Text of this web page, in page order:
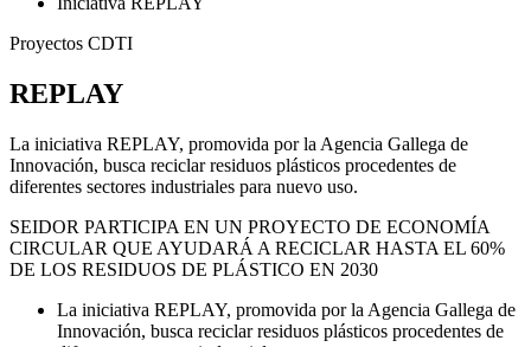
Proyectos CDTI
REPLAY
La iniciativa REPLAY, promovida por la Agencia Gallega de
Innovación, busca reciclar residuos plásticos procedentes de
diferentes sectores industriales para nuevo uso.
SEIDOR PARTICIPA EN UN PROYECTO DE ECONOMÍA
CIRCULAR QUE AYUDARÁ A RECICLAR HASTA EL 60%
DE LOS RESIDUOS DE PLÁSTICO EN 2030
La iniciativa REPLAY, promovida por la Agencia Gallega de
Innovación, busca reciclar residuos plásticos procedentes de